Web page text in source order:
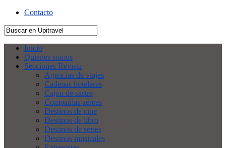
Contacto
Inicio
Quienes somos
Secciones Revista
Agencias de viajes
Cadenas hoteleras
Cajón de sastre
Compañías aéreas
Destinos de cine
Destinos de libro
Destinos de series
Destinos musicales